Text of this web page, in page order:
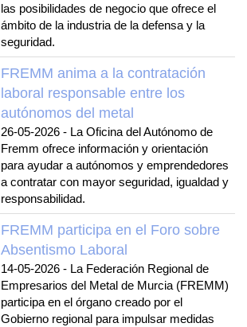
las posibilidades de negocio que ofrece el
ámbito de la industria de la defensa y la
seguridad.
FREMM anima a la contratación
laboral responsable entre los
autónomos del metal
26-05-2026 - La Oficina del Autónomo de
Fremm ofrece información y orientación
para ayudar a autónomos y emprendedores
a contratar con mayor seguridad, igualdad y
responsabilidad.
FREMM participa en el Foro sobre
Absentismo Laboral
14-05-2026 - La Federación Regional de
Empresarios del Metal de Murcia (FREMM)
participa en el órgano creado por el
Gobierno regional para impulsar medidas